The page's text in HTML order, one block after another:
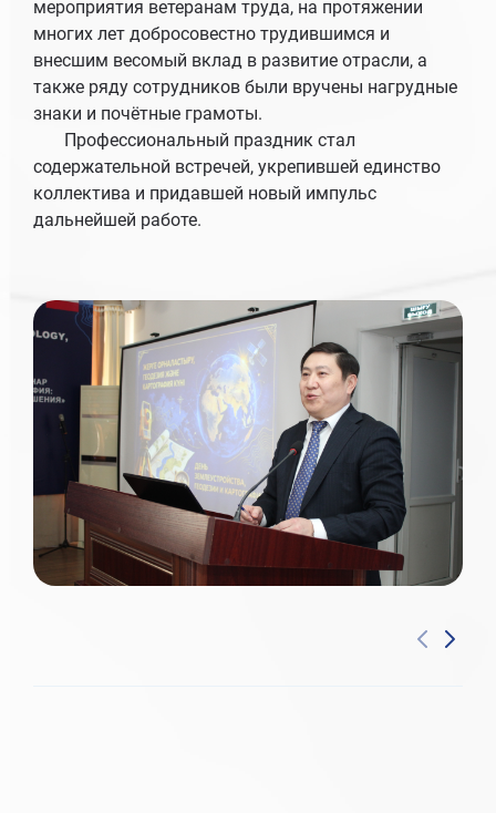
мероприятия ветеранам труда, на протяжении
многих лет добросовестно трудившимся и
внесшим весомый вклад в развитие отрасли, а
также ряду сотрудников были вручены нагрудные
знаки и почётные грамоты.
Профессиональный праздник стал
содержательной встречей, укрепившей единство
коллектива и придавшей новый импульс
дальнейшей работе.